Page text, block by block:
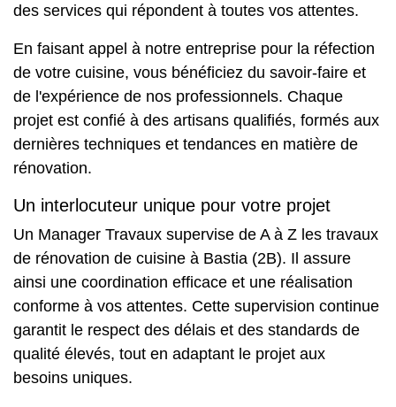
des services qui répondent à toutes vos attentes.
En faisant appel à notre entreprise pour la réfection
de votre cuisine, vous bénéficiez du savoir-faire et
de l'expérience de nos professionnels. Chaque
projet est confié à des artisans qualifiés, formés aux
dernières techniques et tendances en matière de
rénovation.
Un interlocuteur unique pour votre projet
Un Manager Travaux supervise de A à Z les travaux
de rénovation de cuisine à Bastia (2B). Il assure
ainsi une coordination efficace et une réalisation
conforme à vos attentes. Cette supervision continue
garantit le respect des délais et des standards de
qualité élevés, tout en adaptant le projet aux
besoins uniques.